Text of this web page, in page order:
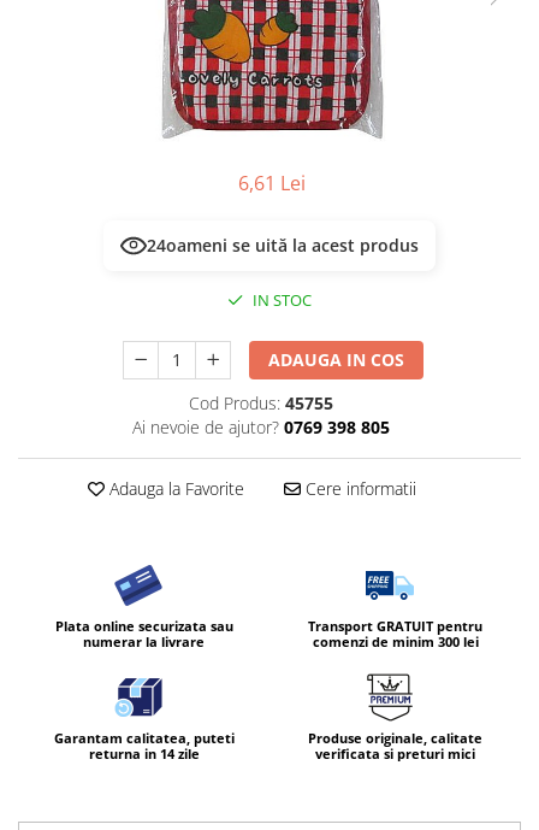
Masca & Gel de par
Servetele Umede & Uscate
6,61 Lei
24oameni se uită la acest produs
IN STOC
ADAUGA IN COS
Cod Produs: 45755
Ai nevoie de ajutor? 0769 398 805
Adauga la Favorite Cere informatii
Plata online securizata sau
numerar la livrare
Transport GRATUIT pentru
comenzi de minim 300 lei
Garantam calitatea, puteti
returna in 14 zile
Produse originale, calitate
verificata si preturi mici